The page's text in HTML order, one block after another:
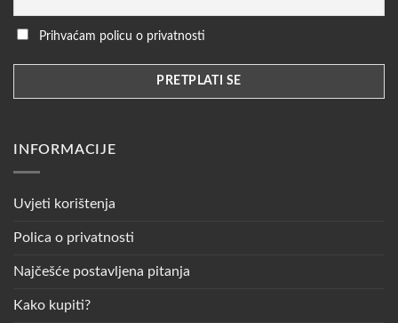
Prihvaćam policu o privatnosti
INFORMACIJE
Uvjeti korištenja
Polica o privatnosti
Najčešće postavljena pitanja
Kako kupiti?